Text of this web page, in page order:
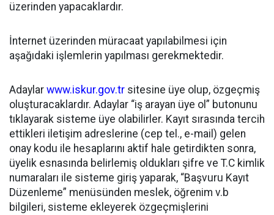
üzerinden yapacaklardır.
İnternet üzerinden müracaat yapılabilmesi için
aşağıdaki işlemlerin yapılması gerekmektedir.
Adaylar www.iskur.gov.tr sitesine üye olup, özgeçmiş
oluşturacaklardır. Adaylar “iş arayan üye ol” butonunu
tıklayarak sisteme üye olabilirler. Kayıt sırasında tercih
ettikleri iletişim adreslerine (cep tel., e-mail) gelen
onay kodu ile hesaplarını aktif hale getirdikten sonra,
üyelik esnasında belirlemiş oldukları şifre ve T.C kimlik
numaraları ile sisteme giriş yaparak, “Başvuru Kayıt
Düzenleme” menüsünden meslek, öğrenim v.b
bilgileri, sisteme ekleyerek özgeçmişlerini